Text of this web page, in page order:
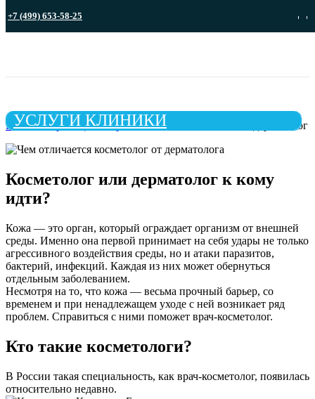
+7 (499) 653-58-25
УСЛУГИ КЛИНИКИ
Главная страница»Справочник» Косметолог или дерматолог
Косметолог или дерматолог к кому
идти?
Кожа — это орган, который ограждает организм от внешней
среды. Именно она первой принимает на себя удары не только
агрессивного воздействия среды, но и атаки паразитов,
бактерий, инфекций. Каждая из них может обернуться
отдельным заболеванием.
Несмотря на то, что кожа — весьма прочный барьер, со
временем и при ненадлежащем уходе с ней возникает ряд
проблем. Справиться с ними поможет врач-косметолог.
Кто такие косметологи?
В России такая специальность, как врач-косметолог, появилась
относительно недавно.